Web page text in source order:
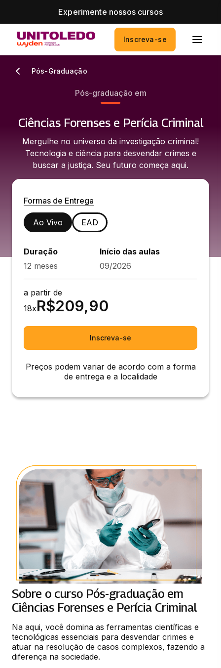
Experimente nossos cursos
Inscreva-se
Pós-Graduação
Pós-graduação em
Ciências Forenses e Perícia Criminal
Mergulhe no universo da investigação criminal!
Tecnologia e ciência para desvendar crimes e
buscar a justiça. Seu futuro começa aqui.
Formas de Entrega
Ao Vivo EAD
Duração
12 meses
Início das aulas
09/2026
a partir de
18xR$209,90
Inscreva-se
Preços podem variar de acordo com a forma
de entrega e a localidade
Sobre o curso Pós-graduação em
Ciências Forenses e Perícia Criminal
Na aqui, você domina as ferramentas científicas e
tecnológicas essenciais para desvendar crimes e
atuar na resolução de casos complexos, fazendo a
diferença na sociedade.